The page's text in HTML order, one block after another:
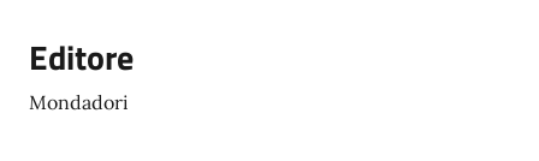
Editore
Mondadori